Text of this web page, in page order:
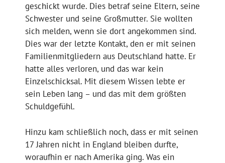
geschickt wurde. Dies betraf seine Eltern, seine
Schwester und seine Großmutter. Sie wollten
sich melden, wenn sie dort angekommen sind.
Dies war der letzte Kontakt, den er mit seinen
Familienmitgliedern aus Deutschland hatte. Er
hatte alles verloren, und das war kein
Einzelschicksal. Mit diesem Wissen lebte er
sein Leben lang – und das mit dem größten
Schuldgefühl.
Hinzu kam schließlich noch, dass er mit seinen
17 Jahren nicht in England bleiben durfte,
woraufhin er nach Amerika ging. Was ein